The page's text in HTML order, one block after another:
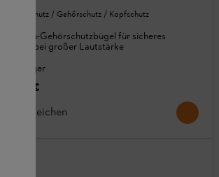
Gesichtsschutz / Gehörschutz / Kopfschutz
Bluetooth-Gehörschutzbügel für sicheres
Arbeiten bei großer Lautstärke
Auf Lager
132,00 €
Vergleichen